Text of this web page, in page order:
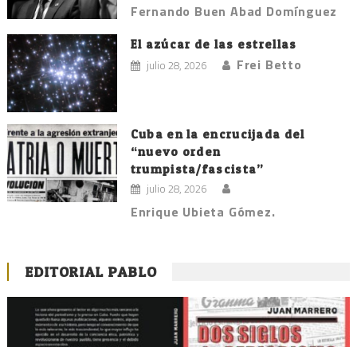
Fernando Buen Abad Domínguez
El azúcar de las estrellas
julio 28, 2026 Frei Betto
Cuba en la encrucijada del
“nuevo orden
trumpista/fascista”
julio 28, 2026
Enrique Ubieta Gómez.
EDITORIAL PABLO